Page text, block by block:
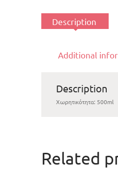
Description
Additional
Description
Χωρητικότητα: 500ml
Related